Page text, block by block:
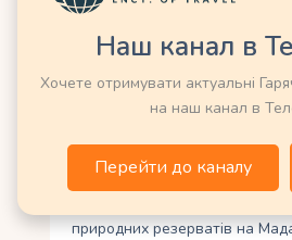
Збереження та
природного
Мадагаскару
Мадагаскару є важливою та
проблемою, оскільки острів
природних резерватів на
Наш канал в
Хочете отримувати актуальні
на наш канал в
Перейти до каналу